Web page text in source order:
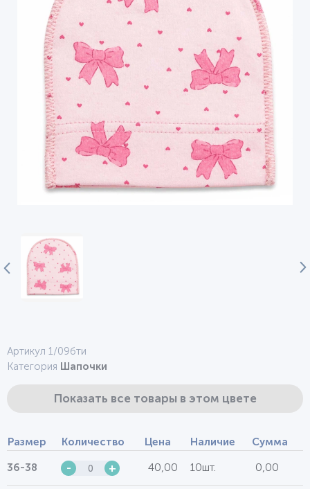
Артикул 1/09бти
Категория Шапочки
Показать все товары в этом цвете
Размер Количество Цена Наличие Сумма
36-38 - + 40,00 10шт. 0,00